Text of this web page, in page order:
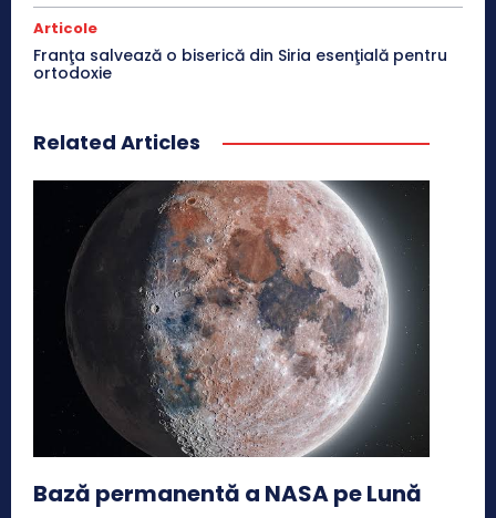
Articole
Franţa salvează o biserică din Siria esenţială pentru
ortodoxie
Related Articles
Bază permanentă a NASA pe Lună